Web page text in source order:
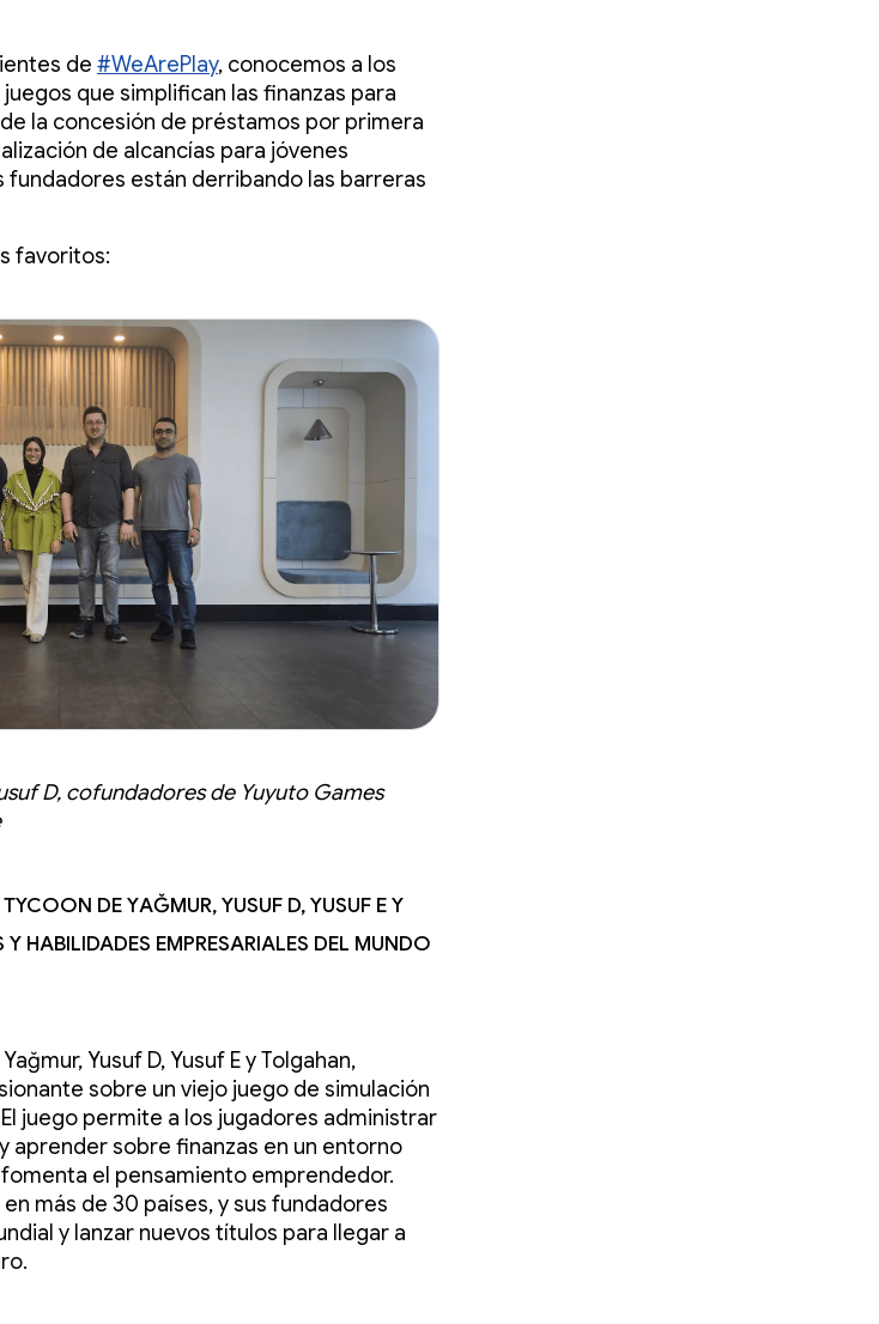
de #WeArePlay, conocemos a los
que simplifican las finanzas para
la concesión de préstamos por primera
de alcancías para jóvenes
fundadores están derribando las barreras
favoritos:
D, cofundadores de Yuyuto Games
de Yağmur, Yusuf D, Yusuf E y
habilidades empresariales del mundo
Yusuf D, Yusuf E y Tolgahan,
sobre un viejo juego de simulación
El juego permite a los jugadores administrar
aprender sobre finanzas en un entorno
el pensamiento emprendedor.
más de 30 países, y sus fundadores
y lanzar nuevos títulos para llegar a